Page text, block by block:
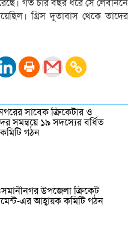
গত চার বছর ধরে সে লেবাননে
গ্রিস দূতাবাস থেকে তাদের
সাবেক ক্রিকেটার ও
সমন্বয়ে ১৯ সদস্যের বর্ধিত
গঠন
উপজেলা ক্রিকেট
এর আহ্বায়ক কমিটি গঠন